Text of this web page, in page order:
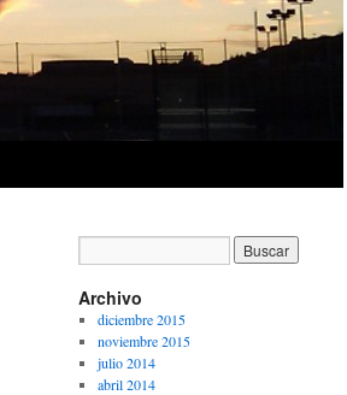
Archivo
diciembre 2015
noviembre 2015
julio 2014
abril 2014